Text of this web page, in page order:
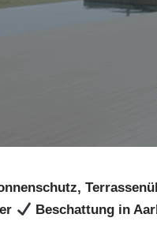
Beschattung in